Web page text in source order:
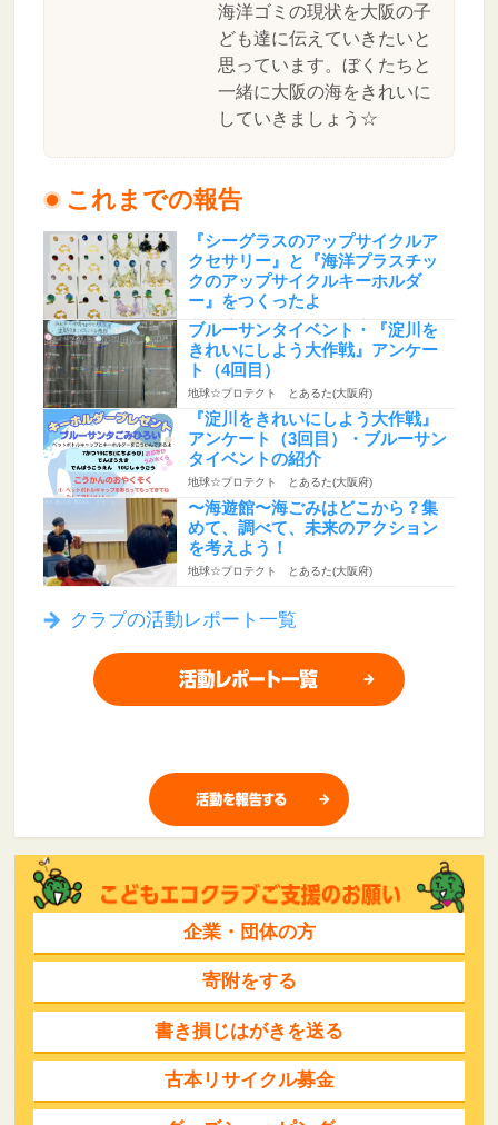
海洋ゴミの現状を大阪の子
ども達に伝えていきたいと
思っています。ぼくたちと
一緒に大阪の海をきれいに
していきましょう☆
これまでの報告
『シーグラスのアップサイクルア
クセサリー』と『海洋プラスチッ
クのアップサイクルキーホルダ
ー』をつくったよ
地球☆プロテクト とあるた(大阪府)
ブルーサンタイベント・『淀川を
きれいにしよう大作戦』アンケー
ト（4回目）
地球☆プロテクト とあるた(大阪府)
『淀川をきれいにしよう大作戦』
アンケート（3回目）・ブルーサン
タイベントの紹介
地球☆プロテクト とあるた(大阪府)
〜海遊館〜海ごみはどこから？集
めて、調べて、未来のアクション
を考えよう！
地球☆プロテクト とあるた(大阪府)
クラブの活動レポート一覧
企業・団体の方
寄附をする
書き損じはがきを送る
古本リサイクル募金